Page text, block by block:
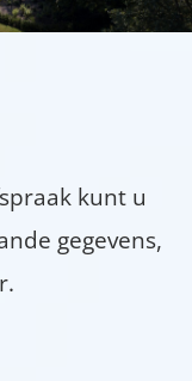
kunt u
gegevens,